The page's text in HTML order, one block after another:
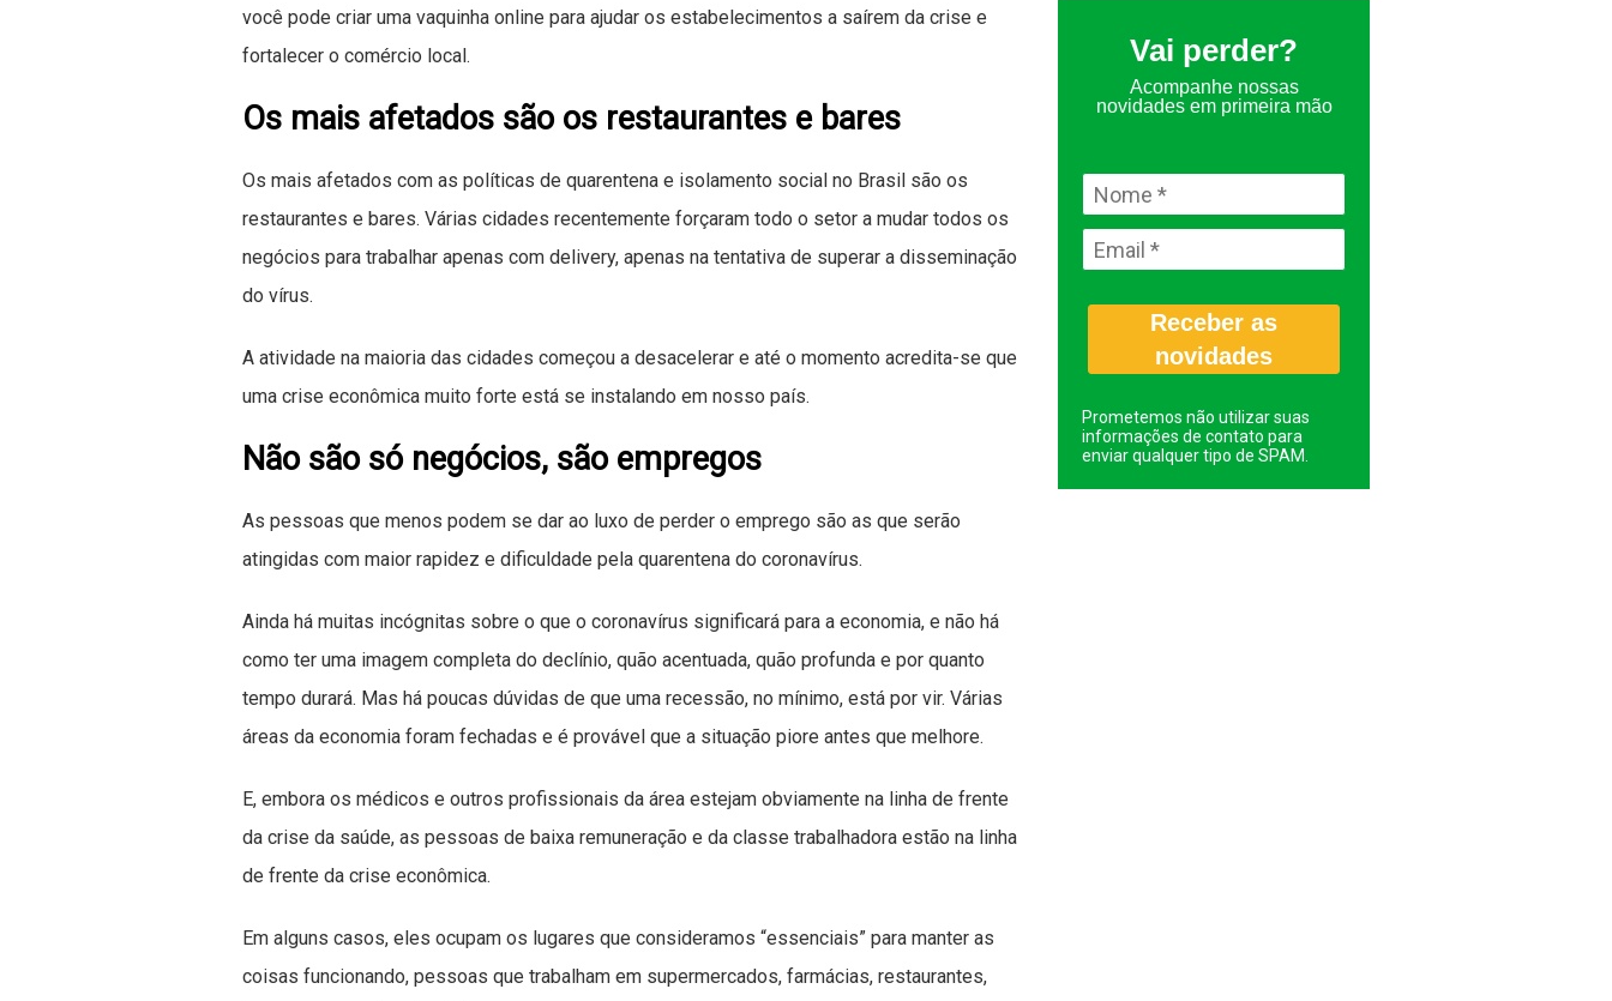
você pode criar uma vaquinha online para ajudar os estabelecimentos a saírem da crise e
fortalecer o comércio local.
Os mais afetados são os restaurantes e bares
Os mais afetados com as políticas de quarentena e isolamento social no Brasil são os
restaurantes e bares. Várias cidades recentemente forçaram todo o setor a mudar todos os
negócios para trabalhar apenas com delivery, apenas na tentativa de superar a disseminação
do vírus.
A atividade na maioria das cidades começou a desacelerar e até o momento acredita-se que
uma crise econômica muito forte está se instalando em nosso país.
Não são só negócios, são empregos
As pessoas que menos podem se dar ao luxo de perder o emprego são as que serão
atingidas com maior rapidez e dificuldade pela quarentena do coronavírus.
Ainda há muitas incógnitas sobre o que o coronavírus significará para a economia, e não há
como ter uma imagem completa do declínio, quão acentuada, quão profunda e por quanto
tempo durará. Mas há poucas dúvidas de que uma recessão, no mínimo, está por vir. Várias
áreas da economia foram fechadas e é provável que a situação piore antes que melhore.
E, embora os médicos e outros profissionais da área estejam obviamente na linha de frente
da crise da saúde, as pessoas de baixa remuneração e da classe trabalhadora estão na linha
de frente da crise econômica.
Em alguns casos, eles ocupam os lugares que consideramos “essenciais” para manter as
coisas funcionando, pessoas que trabalham em supermercados, farmácias, restaurantes,
Vai perder?
Acompanhe nossas
novidades em primeira mão
Receber as
novidades
Prometemos não utilizar suas
informações de contato para
enviar qualquer tipo de SPAM.